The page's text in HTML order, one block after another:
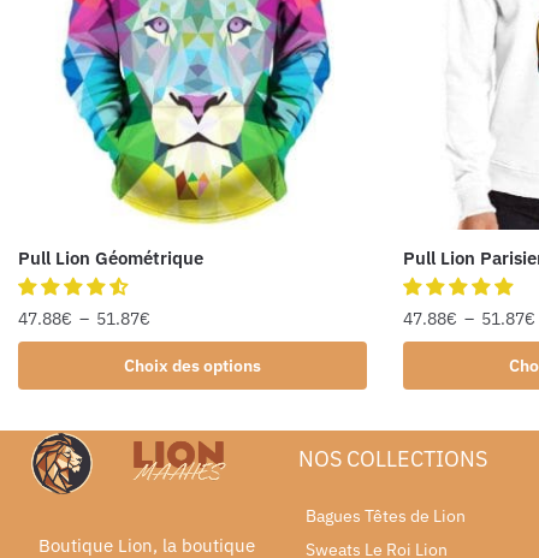
Pull Lion Géométrique
47.88€ – 51.87€
Choix des options
Pull Lion
47.88€ – 51.87€
Boutique Lion, la boutique
NOS COLLECTIONS
Bagues Têtes de Lion
Sweats Le Roi Lion